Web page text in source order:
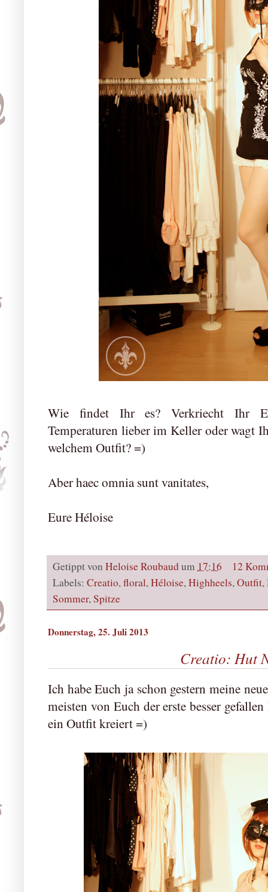
Wie findet Ihr es? Verkriecht Ihr
Temperaturen lieber im Keller oder wagt
welchem Outfit? =)
Aber haec omnia sunt vanitates,
Eure Héloise
Getippt von Heloise Roubaudum 17:16
12
Labels: Creatio,floral,Héloise,Highheels,Outfit,
Sommer,Spitze
Donnerstag, 25. Juli 2013
Creatio: Hut
Ich habe Euch ja schon gestern meine
meisten von Euch der erste besser
ein Outfit kreiert =)